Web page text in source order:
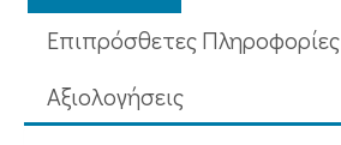
Επιπρόσθετες Πληροφορίες
Aξιολογήσεις